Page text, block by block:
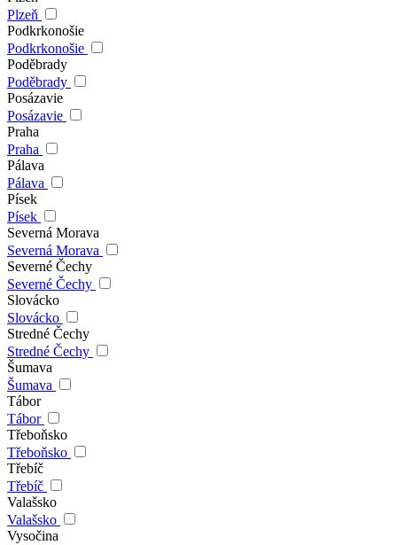
Plzeň
Podkrkonošie
Podkrkonošie
Poděbrady
Poděbrady
Posázavie
Posázavie
Praha
Praha
Pálava
Pálava
Písek
Písek
Severná Morava
Severná Morava
Severné Čechy
Severné Čechy
Slovácko
Slovácko
Stredné Čechy
Stredné Čechy
Šumava
Šumava
Tábor
Tábor
Třeboňsko
Třeboňsko
Třebíč
Třebíč
Valašsko
Valašsko
Vysočina